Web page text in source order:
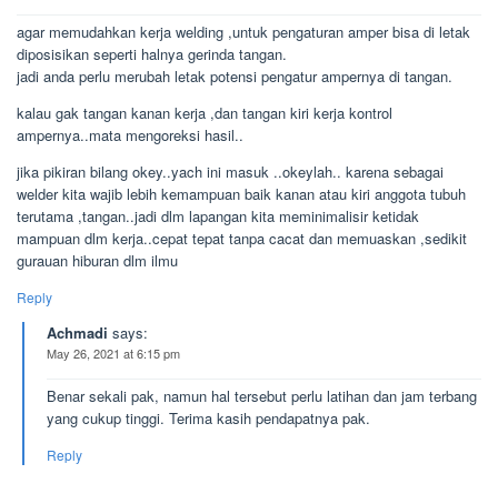
agar memudahkan kerja welding ,untuk pengaturan amper bisa di letak
diposisikan seperti halnya gerinda tangan.
jadi anda perlu merubah letak potensi pengatur ampernya di tangan.
kalau gak tangan kanan kerja ,dan tangan kiri kerja kontrol
ampernya..mata mengoreksi hasil..
jika pikiran bilang okey..yach ini masuk ..okeylah.. karena sebagai
welder kita wajib lebih kemampuan baik kanan atau kiri anggota tubuh
terutama ,tangan..jadi dlm lapangan kita meminimalisir ketidak
mampuan dlm kerja..cepat tepat tanpa cacat dan memuaskan ,sedikit
gurauan hiburan dlm ilmu
Reply
Achmadi says:
May 26, 2021 at 6:15 pm
Benar sekali pak, namun hal tersebut perlu latihan dan jam terbang
yang cukup tinggi. Terima kasih pendapatnya pak.
Reply